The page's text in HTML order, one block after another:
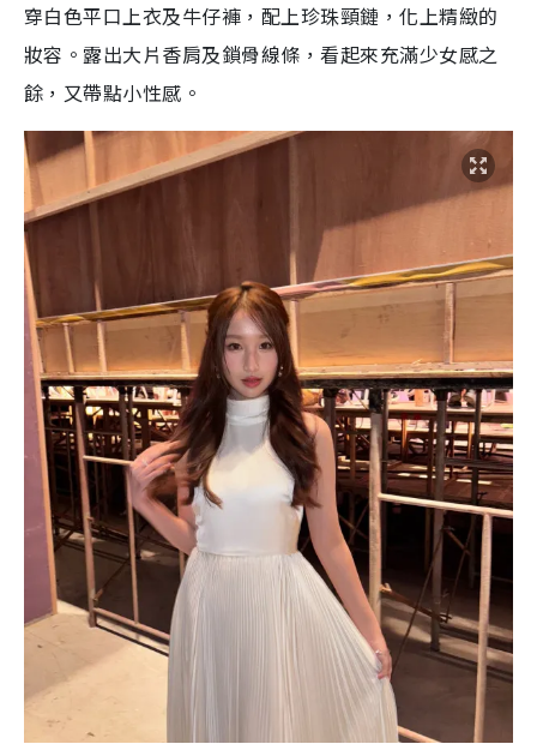
穿白色平口上衣及牛仔褲，配上珍珠頸鏈，化上精緻的
妝容。露出大片香肩及鎖骨線條，看起來充滿少女感之
餘，又帶點小性感。